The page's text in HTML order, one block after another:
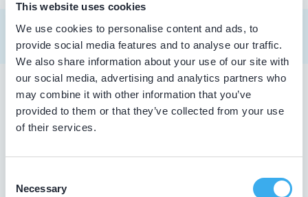
This website uses cookies
We use cookies to personalise content and ads, to
provide social media features and to analyse our traffic.
We also share information about your use of our site with
our social media, advertising and analytics partners who
may combine it with other information that you’ve
provided to them or that they’ve collected from your use
of their services.
Selection
Necessary
Tandarts in Wolvega
Zoekt u een tandarts in Wolvega ? In de lijst hierboven
kaartweergave aanklikken. Dan ziet u op een kaart van